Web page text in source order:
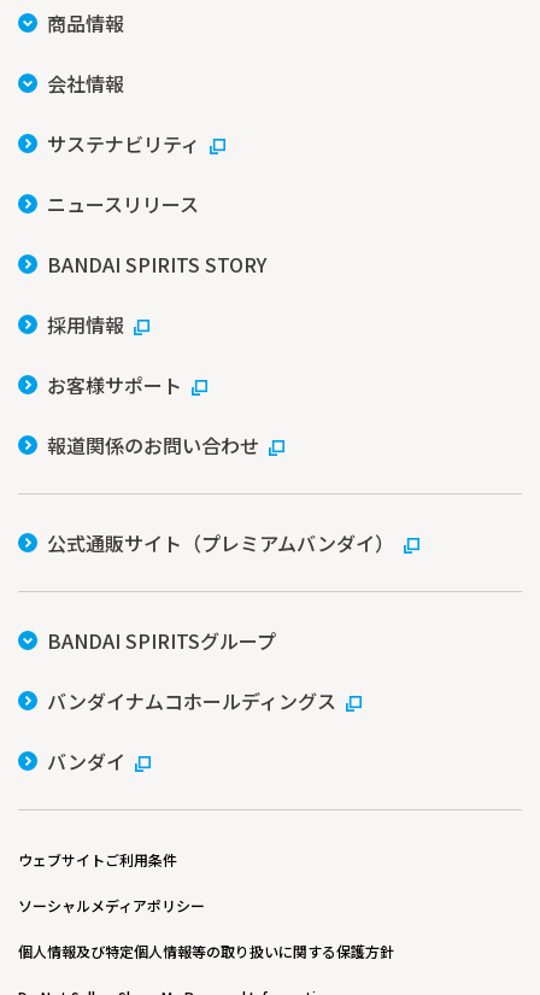
商品情報
会社情報
サステナビリティ
ニュースリリース
BANDAI SPIRITS STORY
採用情報
お客様サポート
報道関係のお問い合わせ
公式通販サイト（プレミアムバンダイ）
BANDAI SPIRITSグループ
バンダイナムコホールディングス
バンダイ
ウェブサイトご利用条件
ソーシャルメディアポリシー
個人情報及び特定個人情報等の取り扱いに関する保護方針